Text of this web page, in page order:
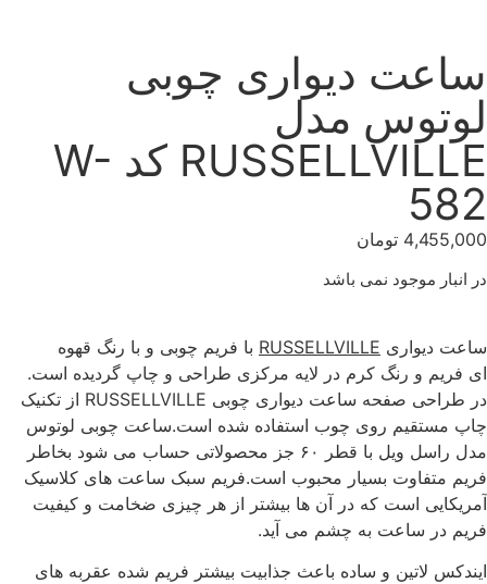
ساعت دیواری چوبی
لوتوس مدل
RUSSELLVILLE کد W-
582
4,455,000 تومان
در انبار موجود نمی باشد
ساعت دیواری RUSSELLVILLE با فریم چوبی و با رنگ قهوه
ای فریم و رنگ کرم در لایه مرکزی طراحی و چاپ گردیده است.
در طراحی صفحه ساعت دیواری چوبی RUSSELLVILLE از تکنیک
چاپ مستقیم روی چوب استفاده شده است.ساعت چوبی لوتوس
مدل راسل ویل با قطر ۶۰ جز محصولاتی حساب می شود بخاطر
فریم متفاوت بسیار محبوب است.فریم سبک ساعت های کلاسیک
آمریکایی است که در آن ها بیشتر از هر چیزی ضخامت و کیفیت
فریم در ساعت به چشم می آید.
ایندکس لاتین و ساده باعث جذابیت بیشتر فریم شده عقربه های